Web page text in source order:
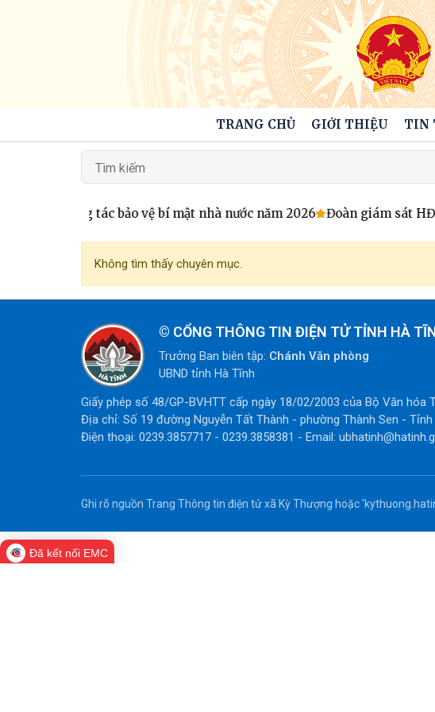
TRANG CHỦ GIỚI THIỆU TIN
huấn công tác bảo vệ bí mật nhà nước năm 2026 Đoàn giám sát
Không tìm thấy chuyên mục.
© CỔNG THÔNG TIN ĐIỆN TỬ TỈNH HÀ
Trưởng Ban biên tập: Chánh Văn phòng
UBND tỉnh Hà Tĩnh
Giấy phép số 48/GP-BVHTT cấp ngày 18/02/2003 của Bộ Văn hóa
Địa chỉ: Số 19 đường Nguyễn Tất Thành - phường Thành Sen - Tỉnh
Điện thoại: 0239.3857717 - 0239.3858381 - Email:
Ghi rõ nguồn Trang Thông tin điện tử xã Kỳ Thượng hoặc
Đã kết nối EMC